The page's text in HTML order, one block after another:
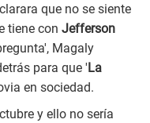
que no se siente
tiene con Jefferson
Magaly
para que 'La
en sociedad.
y ello no sería